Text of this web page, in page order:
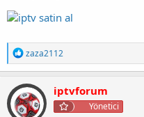
T
e
p
k
i
l
zaza2112
iptvforum
Yönetici